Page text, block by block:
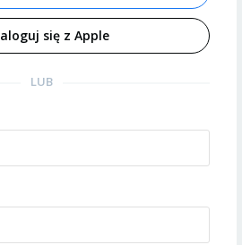
się z Apple
LUB